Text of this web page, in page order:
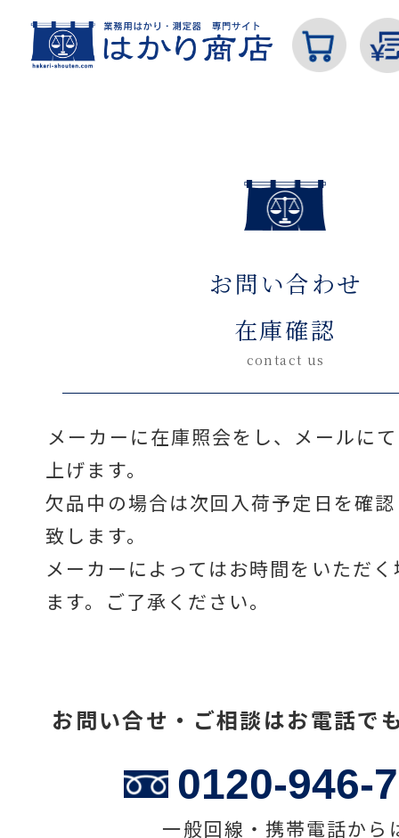
カテゴリから探す
分銅
温度計・湿度計
タイマー
ホーム お問い合わせ在庫確認(入力ページ)
お問い合わせ
在庫確認
contact us
メーカーに在庫照会をし、メールに
上げます。
欠品中の場合は次回入荷予定日を確
致します。
メーカーによってはお時間をいただ
ます。ご了承ください。
お問い合せ・ご相談はお電話で
0120-946-
一般回線・携帯電話から